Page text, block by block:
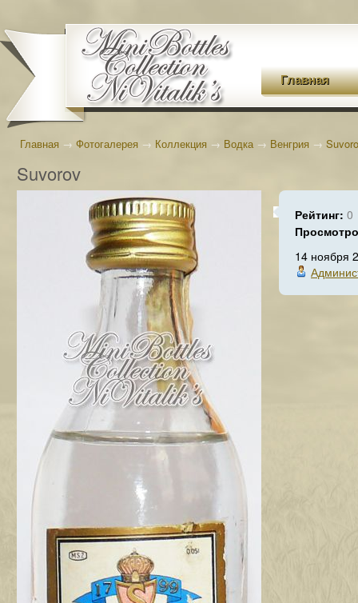
Главная
Главная → Фотогалерея → Коллекция → Водка→ Венгрия →
Suvorov
Рейтинг: 0
14 ноября